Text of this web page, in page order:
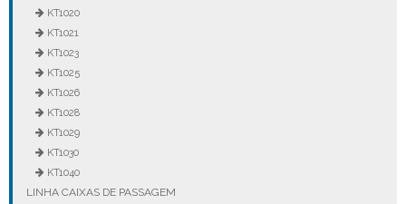
KT1020
KT1021
KT1023
KT1025
KT1026
KT1028
KT1029
KT1030
KT1040
LINHA CAIXAS DE PASSAGEM